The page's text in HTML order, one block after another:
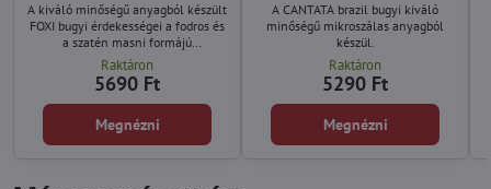
A kiváló minőségű anyagból készült
FOXI bugyi érdekességei a fodros és
a szatén masni formájú
díszítésükben.
Raktáron
5690 Ft
Megnézni
A CANTATA brazil bugyi kiváló
minőségű mikroszálas anyagból
készül.
Raktáron
5290 Ft
Megnézni